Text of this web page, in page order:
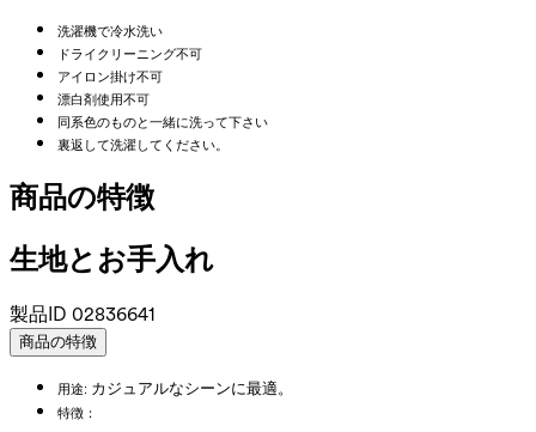
洗濯機で冷水洗い
ドライクリーニング不可
アイロン掛け不可
漂白剤使用不可
同系色のものと一緒に洗って下さい
裏返して洗濯してください。
商品の特徴
生地とお手入れ
製品ID 02836641
商品の特徴
用途: カジュアルなシーンに最適。
特徴：